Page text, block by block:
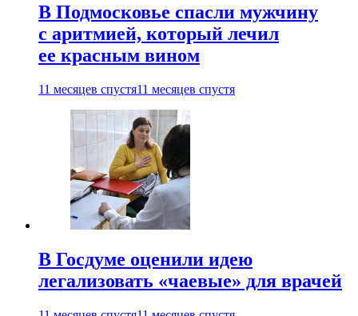
В Подмосковье спасли мужчину
с аритмией, который лечил
ее красным вином
11 месяцев спустя11 месяцев спустя
В Госдуме оценили идею
легализовать «чаевые» для врачей